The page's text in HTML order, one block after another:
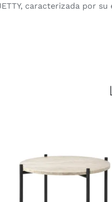
caracterizada por